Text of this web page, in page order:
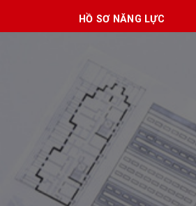
HỒ SƠ NĂNG LỰC